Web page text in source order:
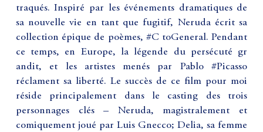
traqués. Inspiré par les événements dramatiques de
sa nouvelle vie en tant que fugitif, Neruda écrit sa
collection épique de poèmes, #C toGeneral. Pendant
ce temps, en Europe, la légende du persécuté gr
andit, et les artistes menés par Pablo #Picasso
réclament sa liberté. Le succès de ce film pour moi
réside principalement dans le casting des trois
personnages clés – Neruda, magistralement et
comiquement joué par Luis Gnecco; Delia, sa femme